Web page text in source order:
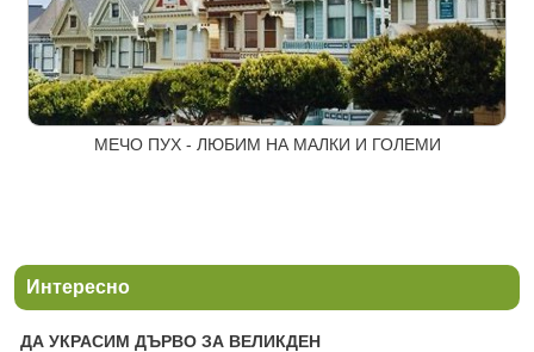
МЕЧО ПУХ - ЛЮБИМ НА МАЛКИ И ГОЛЕМИ
Интересно
ДА УКРАСИМ ДЪРВО ЗА ВЕЛИКДЕН